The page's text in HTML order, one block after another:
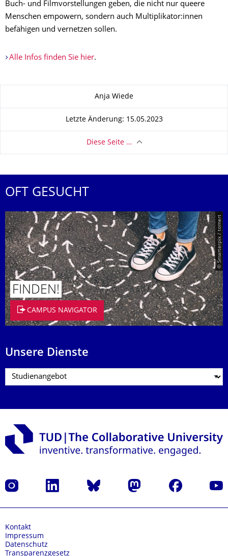
Buch- und Filmvorstellungen geben, die nicht nur queere
Menschen empowern, sondern auch Multiplikator:innen
befähigen und vernetzen sollen.
Alle Infos finden Sie hier.
Anja Wiede
Letzte Änderung: 15.05.2023
Diese Seite …
OFT GESUCHT
© Smarterpix / tomert
FINDEN!
CAMPUS NAVIGATOR
Unsere Dienste
Instagram LinkedIn Bluesky Mastodon Facebook
Kontakt
Impressum
Datenschutz
Transparenzgesetz